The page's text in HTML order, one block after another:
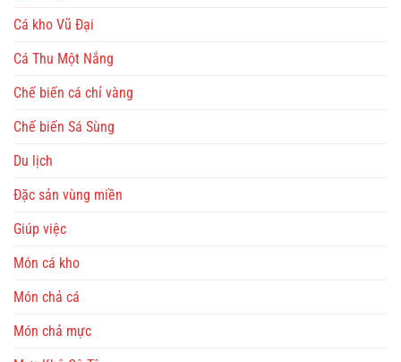
Cá kho Vũ Đại
Cá Thu Một Nắng
Chế biến cá chỉ vàng
Chế biến Sá Sùng
Du lịch
Đặc sản vùng miền
Giúp việc
Món cá kho
Món chả cá
Món chả mực